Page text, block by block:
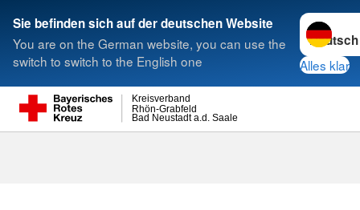
Sie befinden sich auf der deutschen Website
You are on the German website, you can use the
switch to switch to the English one
Sprache
Alles klar
Bad Neustadt a.d. Saale
Rhön-Grabfeld
Kreisverband
Suche